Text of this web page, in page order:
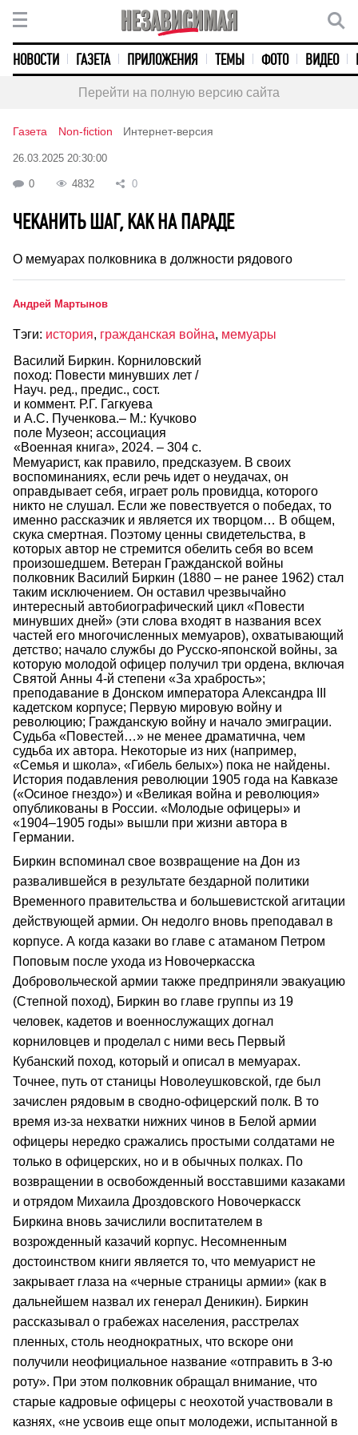
НОВОСТИ ГАЗЕТА ПРИЛОЖЕНИЯ ТЕМЫ ФОТО ВИДЕО
Перейти на полную версию сайта
Газета Non-fiction Интернет-версия
26.03.2025 20:30:00
0 4832 0
ЧЕКАНИТЬ ШАГ, КАК НА ПАРАДЕ
О мемуарах полковника в должности рядового
Андрей Мартынов
Тэги: история, гражданская война, мемуары
Василий Биркин. Корниловский
поход: Повести минувших лет /
Науч. ред., предис., сост.
и коммент. Р.Г. Гагкуева
и А.С. Пученкова.– М.: Кучково
поле Музеон; ассоциация
«Военная книга», 2024. – 304 с.
Мемуарист, как правило, предсказуем. В своих
воспоминаниях, если речь идет о неудачах, он
оправдывает себя, играет роль провидца, которого
никто не слушал. Если же повествуется о победах, то
именно рассказчик и является их творцом… В общем,
скука смертная. Поэтому ценны свидетельства, в
которых автор не стремится обелить себя во всем
произошедшем. Ветеран Гражданской войны
полковник Василий Биркин (1880 – не ранее 1962) стал
таким исключением. Он оставил чрезвычайно
интересный автобиографический цикл «Повести
минувших дней» (эти слова входят в названия всех
частей его многочисленных мемуаров), охватывающий
детство; начало службы до Русско-японской войны, за
которую молодой офицер получил три ордена, включая
Святой Анны 4-й степени «За храбрость»;
преподавание в Донском императора Александра III
кадетском корпусе; Первую мировую войну и
революцию; Гражданскую войну и начало эмиграции.
Судьба «Повестей…» не менее драматична, чем
судьба их автора. Некоторые из них (например,
«Семья и школа», «Гибель белых») пока не найдены.
История подавления революции 1905 года на Кавказе
(«Осиное гнездо») и «Великая война и революция»
опубликованы в России. «Молодые офицеры» и
«1904–1905 годы» вышли при жизни автора в
Германии.
Биркин вспоминал свое возвращение на Дон из
развалившейся в результате бездарной политики
Временного правительства и большевистской агитации
действующей армии. Он недолго вновь преподавал в
корпусе. А когда казаки во главе с атаманом Петром
Поповым после ухода из Новочеркасска
Добровольческой армии также предприняли эвакуацию
(Степной поход), Биркин во главе группы из 19
человек, кадетов и военнослужащих догнал
корниловцев и проделал с ними весь Первый
Кубанский поход, который и описал в мемуарах.
Точнее, путь от станицы Новолеушковской, где был
зачислен рядовым в сводно-офицерский полк. В то
время из-за нехватки нижних чинов в Белой армии
офицеры нередко сражались простыми солдатами не
только в офицерских, но и в обычных полках. По
возвращении в освобожденный восставшими казаками
и отрядом Михаила Дроздовского Новочеркасск
Биркина вновь зачислили воспитателем в
возрожденный казачий корпус. Несомненным
достоинством книги является то, что мемуарист не
закрывает глаза на «черные страницы армии» (как в
дальнейшем назвал их генерал Деникин). Биркин
рассказывал о грабежах населения, расстрелах
пленных, столь неоднократных, что вскоре они
получили неофициальное название «отправить в 3-ю
роту». При этом полковник обращал внимание, что
старые кадровые офицеры с неохотой участвовали в
казнях, «не усвоив еще опыт молодежи, испытанной в